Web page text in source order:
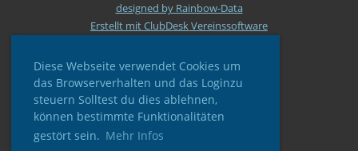
Diese Webseite verwendet Cookies um
das Browserverhalten und das Loginzu
steuern Solltest du dies ablehnen,
können bestimmte Funktionalitäten
gestört sein. Mehr Infos
designed by Rainbow-Data
Erstellt mit ClubDesk Vereinssoftware
Impressum